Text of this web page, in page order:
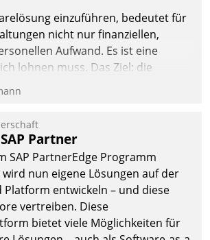
einzuführen, bedeutet für
nicht nur finanziellen,
Aufwand. Es ist eine
lohnen muss. Das Ziel: die
der Geschäftsabläufe. Damit
wird, sollten einige Grundregeln
Partner
SAP PartnerEdge Programm
nun eigene Lösungen auf der
Platform entwickeln – und diese
vertreiben. Diese
bietet viele Möglichkeiten für